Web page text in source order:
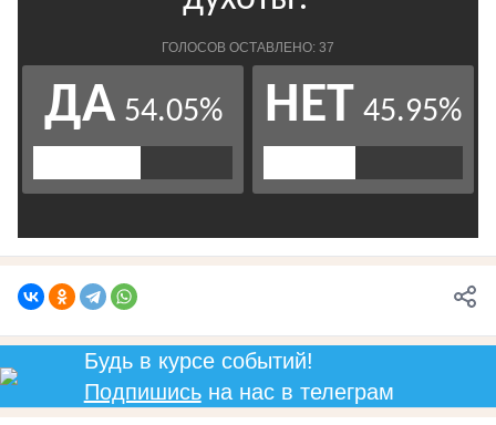
Будь в курсе событий!
Подпишисьна нас в телеграм